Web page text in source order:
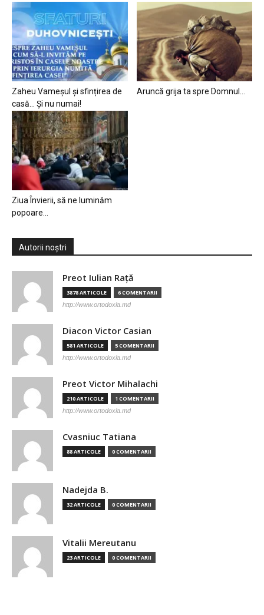
Zaheu Vameșul și sfințirea de
casă… Și nu numai!
Aruncă grija ta spre Domnul…
Ziua Învierii, să ne luminăm
popoare…
Autorii noștri
Preot Iulian Raţă
3878 ARTICOLE 6 COMENTARII
http://www.ortodoxia.md
Diacon Victor Casian
581 ARTICOLE 5 COMENTARII
http://www.ortodoxia.md
Preot Victor Mihalachi
210 ARTICOLE 1 COMENTARII
http://www.ortodoxia.md
Cvasniuc Tatiana
88 ARTICOLE 0 COMENTARII
Nadejda B.
32 ARTICOLE 0 COMENTARII
Vitalii Mereutanu
23 ARTICOLE 0 COMENTARII